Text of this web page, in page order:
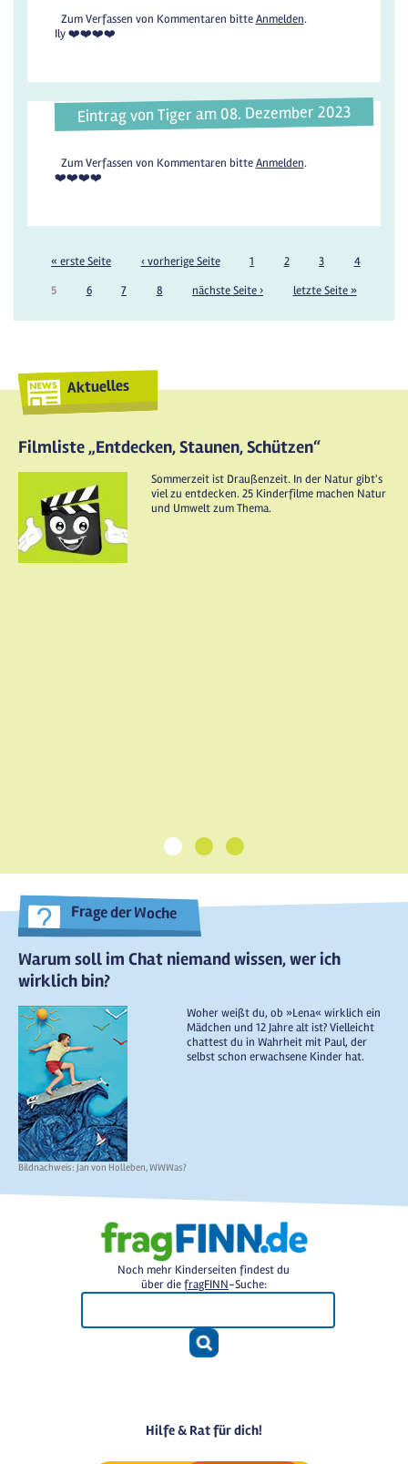
Zum Verfassen von Kommentaren bitteAnmelden.
Ily ❤️❤️❤️❤️
Eintrag von Tiger am 08. Dezember 2023
Zum Verfassen von Kommentaren bitteAnmelden.
❤️❤️❤️❤️
« erste Seite ‹ vorherige Seite 1 2 3 4
5 6 7 8 nächste Seite › letzte Seite »
Aktuelles
Filmliste „Entdecken, Staunen, Schützen“
Sommerzeit ist Draußenzeit. In der Natur gibt's
viel zu entdecken. 25 Kinderfilme machen Natur
und Umwelt zum Thema.
1 2 3
Frage der Woche
Warum soll im Chat niemand wissen, wer ich
wirklich bin?
Bildnachweis: Jan von Holleben, WWWas?
Woher weißt du, ob »Lena« wirklich ein
Mädchen und 12 Jahre alt ist? Vielleicht
chattest du in Wahrheit mit Paul, der
selbst schon erwachsene Kinder hat.
Noch mehr Kinderseiten findest du
über diefragFINN-Suche:
Hilfe & Rat für dich!